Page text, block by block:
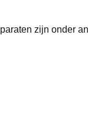
zijn onder